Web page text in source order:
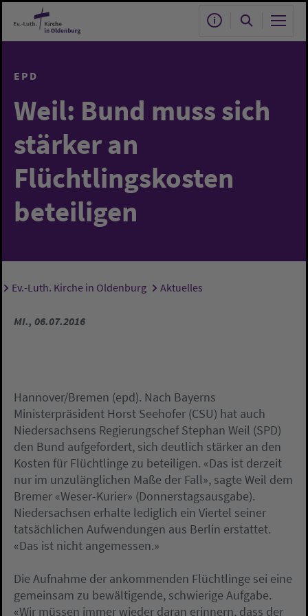
Zum Hauptinhalt springen
EPD
Weil: Bund muss sich
stärker an
Flüchtlingskosten
beteiligen
Sie sind hier:
Ev.-Luth. Kirche in Oldenburg Aktuelles
MI., 06.07.2016
Hannover/Bremen (epd). Nach Bayerns
Ministerpräsident Horst Seehofer (CSU) hat auch
Niedersachsens Regierungschef Stephan Weil (SPD)
den Bund aufgefordert, sich deutlich stärker an den
Kosten für Flüchtlinge zu beteiligen. «Das ist derzeit
nur im unzulänglichen Maße der Fall», sagte Weil dem
Bremer «Weser-Kurier» (Donnerstagsausgabe).
Niedersachsen erhalte lediglich ein Viertel seiner
tatsächlichen Aufwendungen aus Berlin erstattet.
«Das ist nicht angemessen.»
Die Aufnahme der ankommenden Flüchtlinge sei eine
gemeinsam zu bewältigende, schwierige Aufgabe.
«Wir müssen immer wieder daran erinnern, dass der